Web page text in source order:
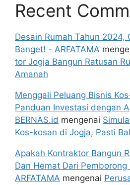
Recent
Desain Rumah Tahun 2024,
Banget! - ARFATAMA
tor Jogja Bangun Ratusan
Amanah
Menggali Peluang Bisnis
Panduan Investasi dengan
BERNAS.id mengenai
Kos-kosan di Jogja, Pasti
Apakah Kontraktor Bangun
Dan Hemat Dari Pemborong
ARFATAMA mengenai